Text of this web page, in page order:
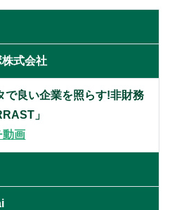
式会社
で良い企業を照らす!非財務
」
動画